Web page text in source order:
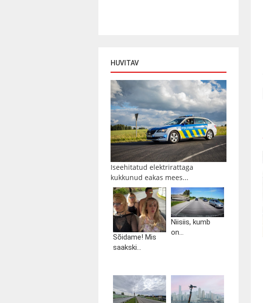
HUVITAV
Iseehitatud elektrirattaga
kukkunud eakas mees...
Sõidame! Mis
saakski...
Niisiis, kumb
on...